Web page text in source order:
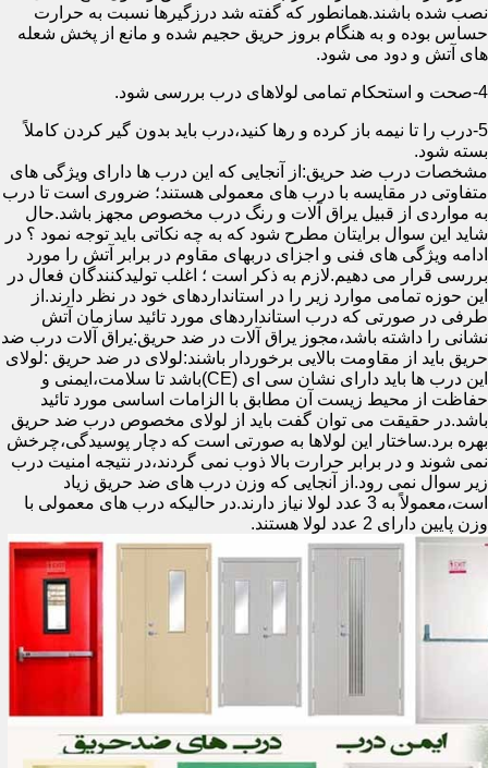
نصب شده باشند.همانطور که گفته شد درزگیرها نسبت به حرارت
حساس بوده و به هنگام بروز حریق حجیم شده و مانع از پخش شعله
های آتش و دود می شود.
4-صحت و استحکام تمامی لولاهای درب بررسی شود.
5-درب را تا نیمه باز کرده و رها کنید،درب باید بدون گیر کردن کاملاً
بسته شود.
مشخصات درب ضد حریق:از آنجایی که این درب ها دارای ویژگی های
متفاوتی در مقایسه با درب های معمولی هستند؛ ضروری است تا درب
به مواردی از قبیل یراق آلات و رنگ درب مخصوص مجهز باشد.حال
شاید این سوال برایتان مطرح شود که به چه نکاتی باید توجه نمود ؟ در
ادامه ویژگی های فنی و اجزای دربهای مقاوم در برابر آتش را مورد
بررسی قرار می دهیم.لازم به ذکر است ؛ اغلب تولیدکنندگان فعال در
این حوزه تمامی موارد زیر را در استانداردهای خود در نظر دارند.از
طرفی در صورتی که درب استانداردهای مورد تائید سازمان آتش
نشانی را داشته باشد،مجوز یراق آلات در ضد حریق:یراق آلات درب ضد
حریق باید از مقاومت بالایی برخوردار باشند:لولای در ضد حریق :لولای
این درب ها باید دارای نشان سی ای (CE)باشد تا سلامت،ایمنی و
حفاظت از محیط زیست آن مطابق با الزامات اساسی مورد تائید
باشد.در حقیقت می توان گفت باید از لولای مخصوص درب ضد حریق
بهره برد.ساختار این لولاها به صورتی است که دچار پوسیدگی،چرخش
نمی شوند و در برابر حرارت بالا ذوب نمی گردند،در نتیجه امنیت درب
زیر سوال نمی رود.از آنجایی که وزن درب های ضد حریق زیاد
است،معمولاً به 3 عدد لولا نیاز دارند.در حالیکه درب های معمولی با
وزن پایین دارای 2 عدد لولا هستند.